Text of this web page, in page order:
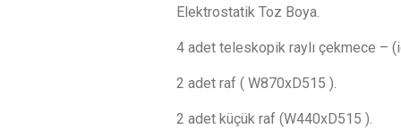
Elektrostatik Toz Boya.
4 adet teleskopik raylı çekmece –
2 adet raf ( W870xD515 ).
2 adet küçük raf (W440xD515 ).